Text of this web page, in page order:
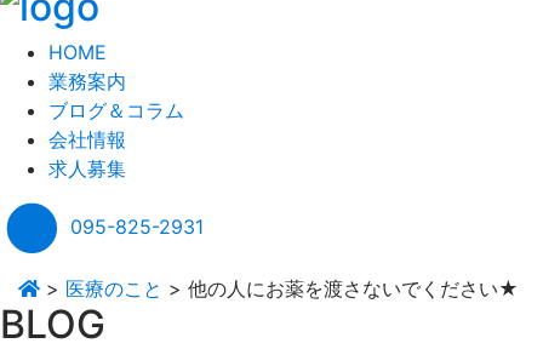
HOME
業務案内
ブログ＆コラム
会社情報
求人募集
095-825-2931
> 医療のこと > 他の人にお薬を渡さないでください★
BLOG